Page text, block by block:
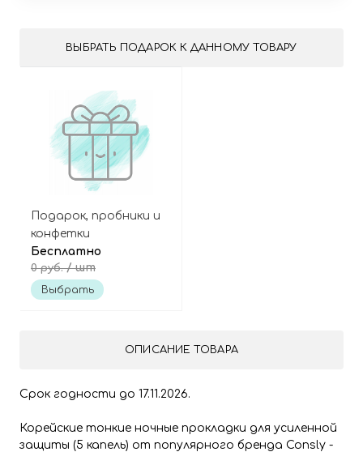
ВЫБРАТЬ ПОДАРОК К ДАННОМУ ТОВАРУ
Подарок, пробники и
конфетки
Бесплатно
0 руб./ шт
Выбрать
ОПИСАНИЕ ТОВАРА
Срок годности до 17.11.2026.
Корейские тонкие ночные прокладки для усиленной
защиты (5 капель) от популярного бренда Consly -